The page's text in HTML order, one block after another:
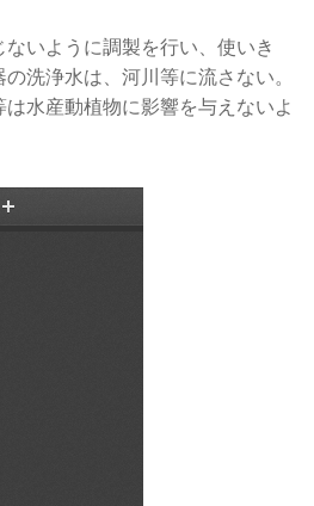
ないように調製を行い、使いき
洗浄水は、河川等に流さない。
は水産動植物に影響を与えないよ